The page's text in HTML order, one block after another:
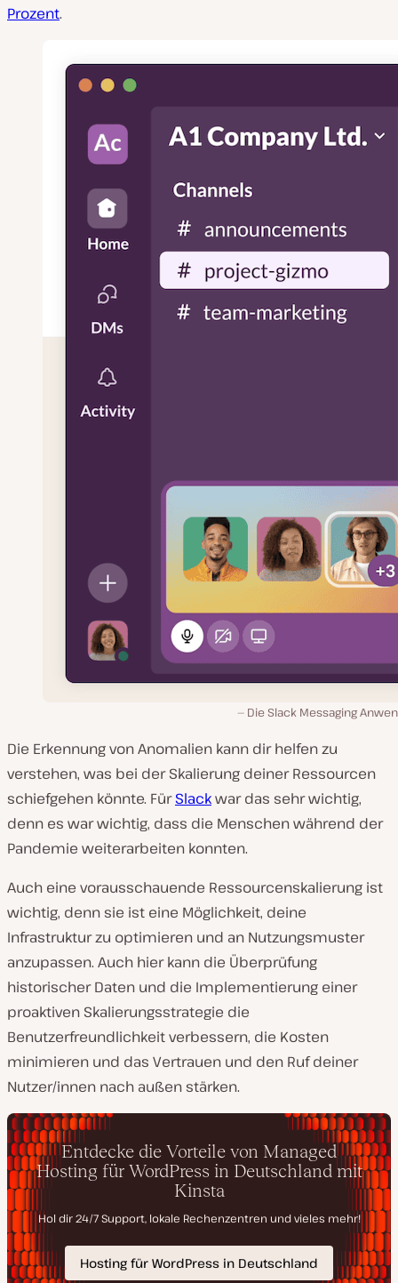
Prozent.
Die Slack Messaging
Die Erkennung von Anomalien kann dir helfen zu
verstehen, was bei der Skalierung deiner Ressourcen
schiefgehen könnte. FürSlackwar das sehr wichtig,
denn es war wichtig, dass die Menschen während der
Pandemie weiterarbeiten konnten.
Auch eine vorausschauende Ressourcenskalierung ist
wichtig, denn sie ist eine Möglichkeit, deine
Infrastruktur zu optimieren und an Nutzungsmuster
anzupassen. Auch hier kann die Überprüfung
historischer Daten und die Implementierung einer
proaktiven Skalierungsstrategie die
Benutzerfreundlichkeit verbessern, die Kosten
minimieren und das Vertrauen und den Ruf deiner
Nutzer/innen nach außen stärken.